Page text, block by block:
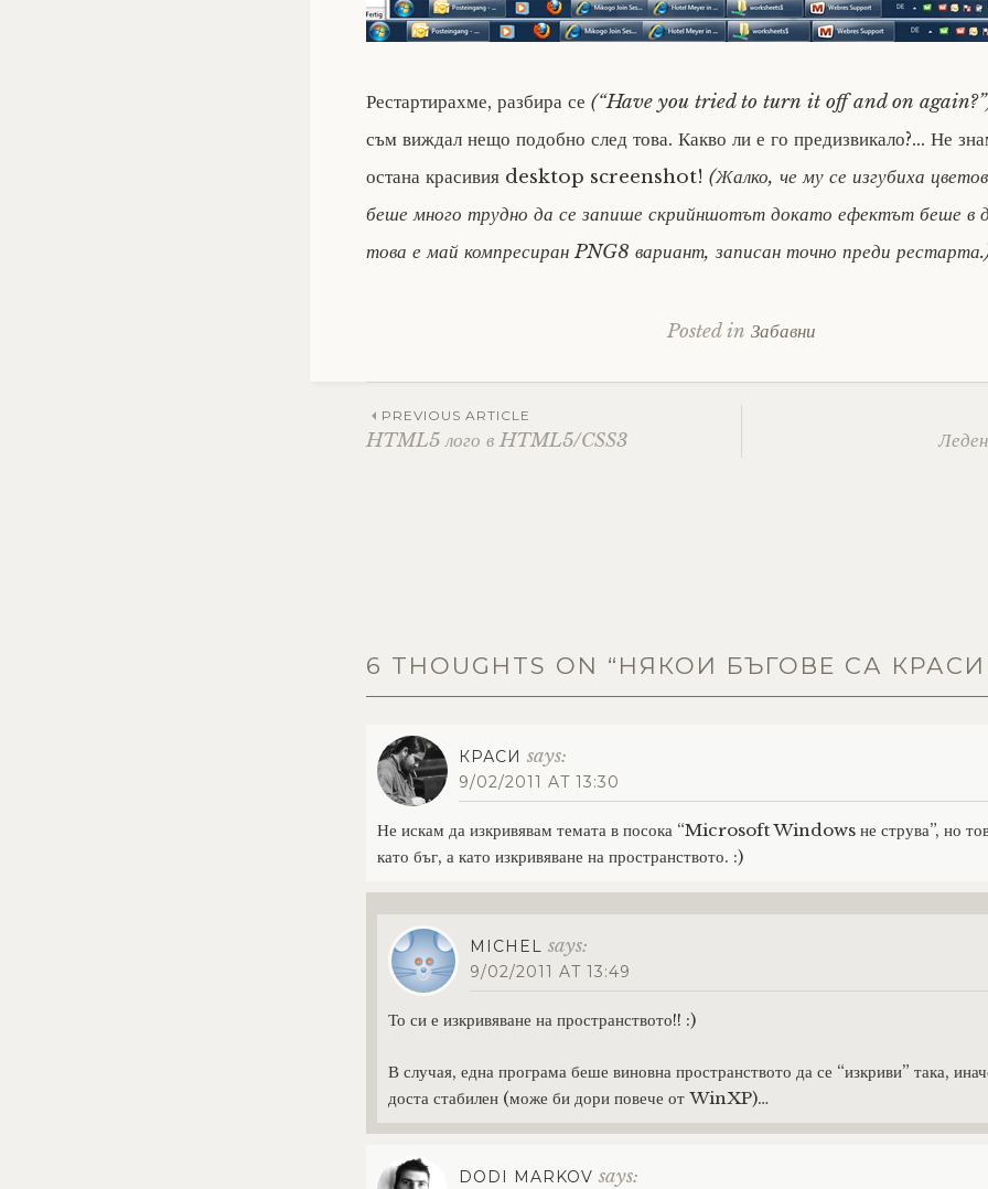
Рестартирахме, разбира се (“Have you tried to turn it off and on
съм виждал нещо подобно след това. Какво ли е го предизвикало?… Не
остана красивия desktop screenshot! (Жалко, че му се изгубиха
беше много трудно да се запише скрийншотът докато ефектът беше в
това е май компресиран PNG8 вариант, записан точно преди
Posted in Забавни
Post
PREVIOUS ARTICLE
HTML5 лого в HTML5/CSS3
6 THOUGHTS ON “ НЯКОИ БЪГОВЕ СА
КРАСИ says:
9/02/2011 AT 13:30
Не искам да изкривявам темата в посока “Microsoft Windows не струва”, но
като бъг, а като изкривяване на пространството. :)
MICHEL says:
9/02/2011 AT 13:49
То си е изкривяване на пространството!! :)
В случая, една програма беше виновна пространството да се “изкриви” така,
доста стабилен (може би дори повече от WinXP)…
DODI MARKOV says: